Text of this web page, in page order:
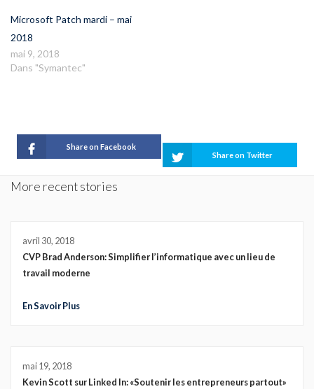
Microsoft Patch mardi – mai
2018
mai 9, 2018
Dans "Symantec"
Share on Facebook
Share on Twitter
More recent stories
avril 30, 2018
CVP Brad Anderson: Simplifier l’informatique avec un lieu de
travail moderne
En Savoir Plus
mai 19, 2018
Kevin Scott sur Linked In: «Soutenir les entrepreneurs partout»